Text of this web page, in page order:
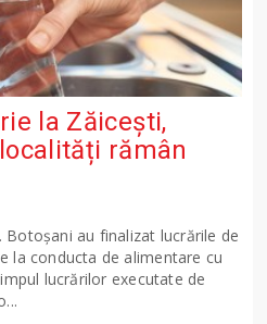
la Zăicești,
rămân
Botoșani au finalizat lucrările de
la conducta de alimentare cu
lucrărilor executate de